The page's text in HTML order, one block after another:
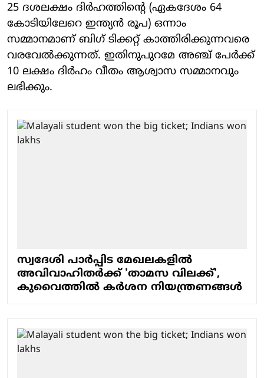
25 ദശലക്ഷം ദിര്‍ഹത്തിന്റെ (ഏകദേശം 64
കോടിയിലേറെ ഇന്ത്യന്‍ രൂപ) ഒന്നാം
സമ്മാനമാണ് ബിഗ് ടിക്കറ്റ് കാത്തിരിക്കുന്നവരെ
വരവേല്‍ക്കുന്നത്. ഇതിനുപുറമേ അഞ്ച് പേര്‍ക്ക്
10 ലക്ഷം ദിര്‍ഹം വീതം ആശ്വാസ സമ്മാനവും
ലഭിക്കും.
സ്വദേശി പാര്‍പ്പിട മേഖലകളില്‍
അവിവാഹിതര്‍ക്ക് 'താമസ വിലക്ക്',
കുവൈത്തില്‍ കര്‍ശന നിയന്ത്രണങ്ങള്‍